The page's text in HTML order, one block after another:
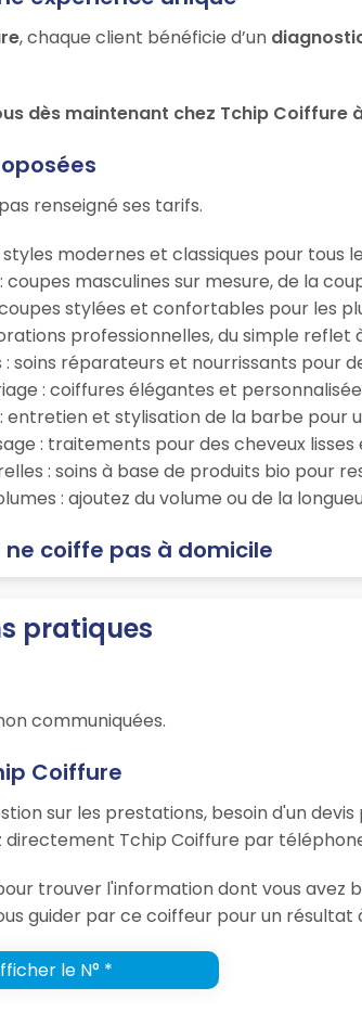
, chaque client bénéficie d’un
dès maintenant chez Tchip Coiffure
renseigné ses tarifs.
modernes et classiques pour tous
coupes masculines sur mesure, de la
stylées et confortables pour les
professionnelles, du simple
: soins réparateurs et nourrissants pour
: coiffures élégantes et
entretien et stylisation de la barbe pour
: traitements pour des cheveux
: soins à base de produits bio pour
: ajoutez du volume ou de la
coiffe pas à domicile
pratiques
communiquées.
Coiffure
sur les prestations, besoin d'un
Tchip Coiffure par
trouver l'information dont vous avez
guider par ce coiffeur pour un
le N° *